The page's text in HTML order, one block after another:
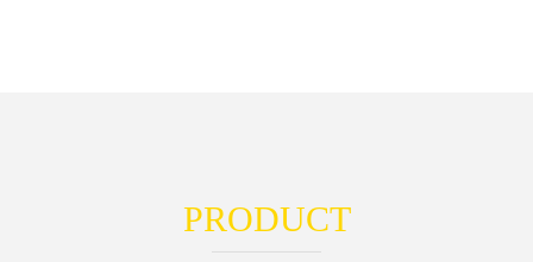
PRODUCT